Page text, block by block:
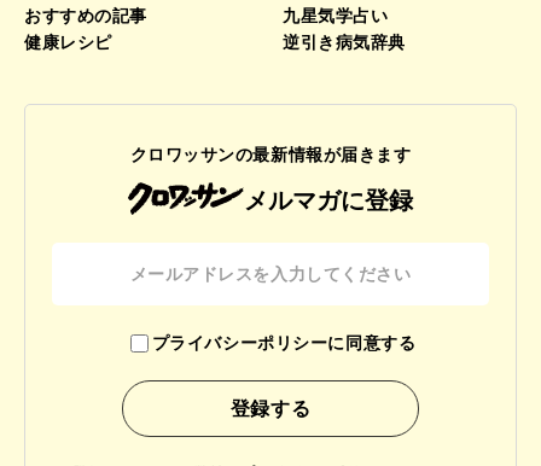
おすすめの記事
九星気学占い
健康レシピ
逆引き病気辞典
クロワッサンの最新情報が届きます
メルマガに登録
プライバシーポリシーに同意する